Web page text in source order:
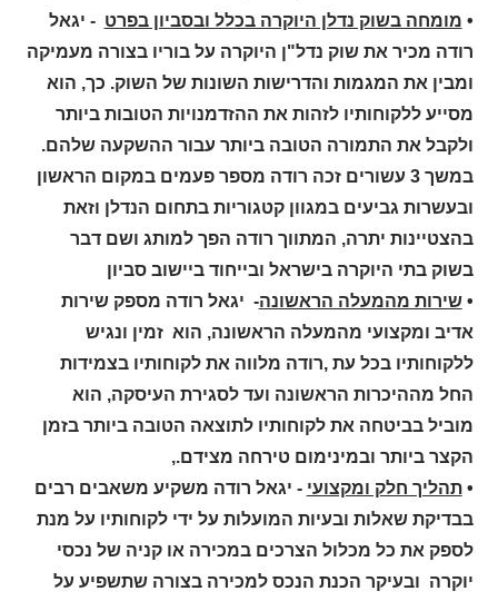
• מומחה בשוק נדלן היוקרה בכלל ובסביון בפרט - יגאל
רודה מכיר את שוק נדל"ן היוקרה על בוריו בצורה מעמיקה
ומבין את המגמות והדרישות השונות של השוק. כך, הוא
מסייע ללקוחותיו לזהות את ההזדמנויות הטובות ביותר
ולקבל את התמורה הטובה ביותר עבור ההשקעה שלהם.
במשך 3 עשורים זכה רודה מספר פעמים במקום הראשון
ובעשרות גביעים במגוון קטגוריות בתחום הנדלן וזאת
בהצטיינות יתרה, המתווך רודה הפך למותג ושם דבר
בשוק בתי היוקרה בישראל ובייחוד ביישוב סביון
• שירות מהמעלה הראשונה- יגאל רודה מספק שירות
אדיב ומקצועי מהמעלה הראשונה, הוא זמין ונגיש
ללקוחותיו בכל עת ,רודה מלווה את לקוחותיו בצמידות
החל מההיכרות הראשונה ועד לסגירת העיסקה, הוא
מוביל בביטחה את לקוחותיו לתוצאה הטובה ביותר בזמן
הקצר ביותר ובמינימום טירחה מצידם.,
• תהליך חלק ומקצועי - יגאל רודה משקיע משאבים רבים
בבדיקת שאלות ובעיות המועלות על ידי לקוחותיו על מנת
לספק את כל מכלול הצרכים במכירה או קניה של נכסי
יוקרה ובעיקר הכנת הנכס למכירה בצורה שתשפיע על